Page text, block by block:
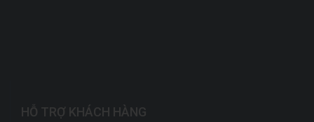
HỖ TRỢ KHÁCH HÀNG